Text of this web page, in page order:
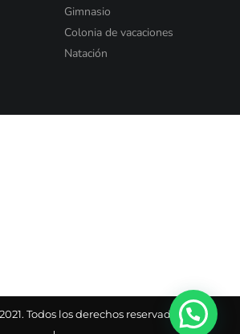
Gimnasio
Colonia de vacaciones
Natación
Todos los derechos reservados.